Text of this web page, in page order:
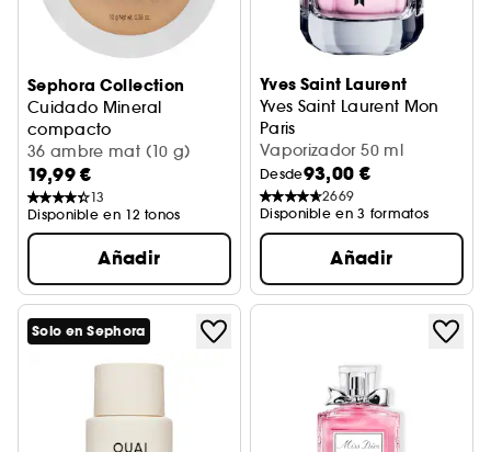
Sephora Collection
Cuidado Mineral
compacto
Base de maquillaje + Cuidado calmante
36 ambre mat (10 g)
19,99 €
13
Disponible en 12 tonos
Añadir
Yves Saint Laurent
Yves Saint Laurent Mon
Paris
Perfume de mujer
Vaporizador 50 ml
Desde93,00 €
2669
Disponible en 3 formatos
Añadir
Solo en Sephora